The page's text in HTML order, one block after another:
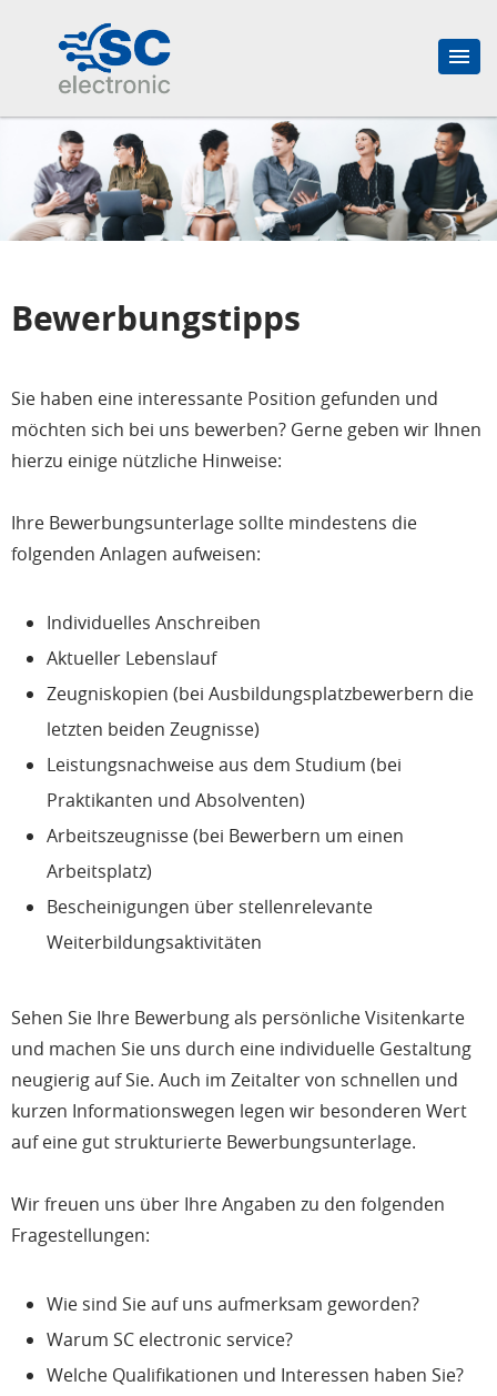
Bewerbungstipps
Sie haben eine interessante Position gefunden und
möchten sich bei uns bewerben? Gerne geben wir Ihnen
hierzu einige nützliche Hinweise:
Ihre Bewerbungsunterlage sollte mindestens die
folgenden Anlagen aufweisen:
Individuelles Anschreiben
Aktueller Lebenslauf
Zeugniskopien (bei Ausbildungsplatzbewerbern die
letzten beiden Zeugnisse)
Leistungsnachweise aus dem Studium (bei
Praktikanten und Absolventen)
Arbeitszeugnisse (bei Bewerbern um einen
Arbeitsplatz)
Bescheinigungen über stellenrelevante
Weiterbildungsaktivitäten
Sehen Sie Ihre Bewerbung als persönliche Visitenkarte
und machen Sie uns durch eine individuelle Gestaltung
neugierig auf Sie. Auch im Zeitalter von schnellen und
kurzen Informationswegen legen wir besonderen Wert
auf eine gut strukturierte Bewerbungsunterlage.
Wir freuen uns über Ihre Angaben zu den folgenden
Fragestellungen:
Wie sind Sie auf uns aufmerksam geworden?
Warum SC electronic service?
Welche Qualifikationen und Interessen haben Sie?